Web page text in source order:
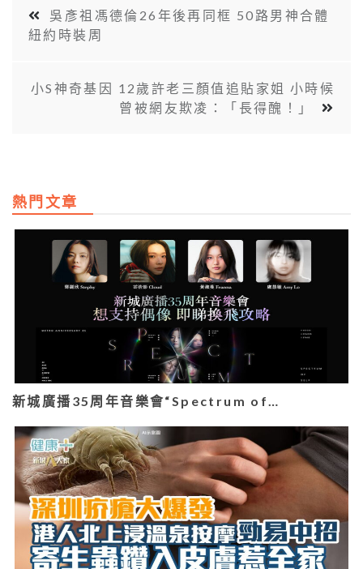
吳彥祖馮德倫26年後再同框 50路男神合體
紐約時裝周
小S神奇基因 12歲許老三顏值追貼家姐 小時候
曾被網友欺凌：「長得醜！」
熱門文章
新城廣播35周年音樂會“Spectrum of…